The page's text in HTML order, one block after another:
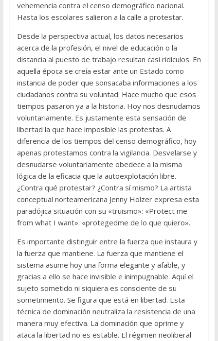
vehemencia contra el censo demográfico nacional.
Hasta los escolares salieron a la calle a protestar.
Desde la perspectiva actual, los datos necesarios
acerca de la profesión, el nivel de educación o la
distancia al puesto de trabajo resultan casi ridículos. En
aquella época se creía estar ante un Estado como
instancia de poder que sonsacaba informaciones a los
ciudadanos contra su voluntad. Hace mucho que esos
tiempos pasaron ya a la historia. Hoy nos desnudamos
voluntariamente. Es justamente esta sensación de
libertad la que hace imposible las protestas. A
diferencia de los tiempos del censo demográfico, hoy
apenas protestamos contra la vigilancia. Desvelarse y
desnudarse voluntariamente obedece a la misma
lógica de la eficacia que la autoexplotación libre.
¿Contra qué protestar? ¿Contra sí mismo? La artista
conceptual norteamericana Jenny Holzer expresa esta
paradójica situación con su «truismo»: «Protect me
from what I want»: «protegedme de lo que quiero».
Es importante distinguir entre la fuerza que instaura y
la fuerza que mantiene. La fuerza que mantiene el
sistema asume hoy una forma elegante y afable, y
gracias a ello se hace invisible e inimpugnable. Aquí el
sujeto sometido ni siquiera es consciente de su
sometimiento. Se figura que está en libertad. Esta
técnica de dominación neutraliza la resistencia de una
manera muy efectiva. La dominación que oprime y
ataca la libertad no es estable. El régimen neoliberal